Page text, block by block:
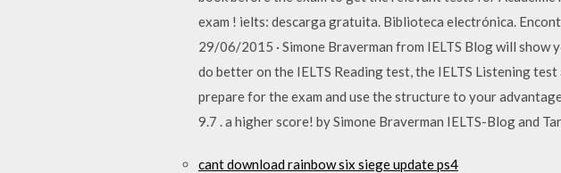
exam ! ielts: descarga gratuita. Biblioteca electrónica.
29/06/2015 · Simone Braverman from IELTS Blog will
do better on the IELTS Reading test, the IELTS Listening
prepare for the exam and use the structure to your
9.7 . a higher score! by Simone Braverman IELTS-Blog and
cant download rainbow six siege update ps4